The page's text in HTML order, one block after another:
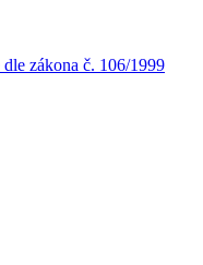
zákona č. 106/1999